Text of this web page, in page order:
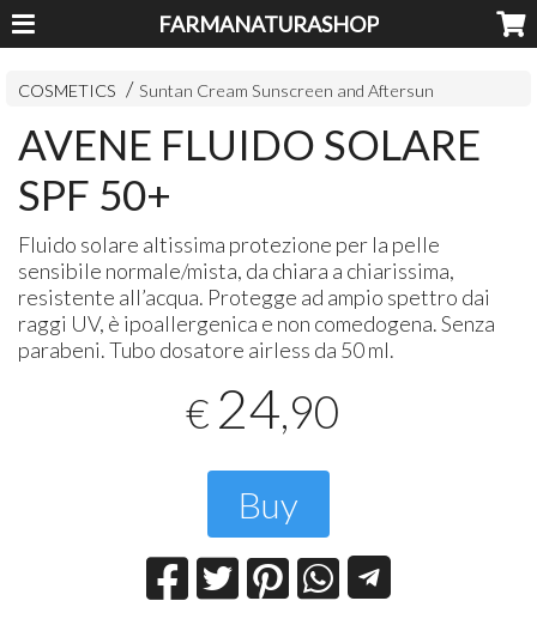
FARMANATURASHOP
COSMETICS Suntan Cream Sunscreen and Aftersun
AVENE FLUIDO SOLARE
SPF 50+
Fluido solare altissima protezione per la pelle
sensibile normale/mista, da chiara a chiarissima,
resistente all’acqua. Protegge ad ampio spettro dai
raggi UV, è ipoallergenica e non comedogena. Senza
parabeni. Tubo dosatore airless da 50 ml.
€ 24,90
Buy